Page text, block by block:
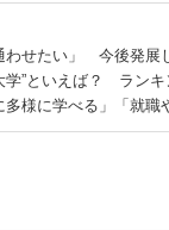
わせたい」 今後発展
学”といえば？ ラン
多様に学べる」「就職
ーチ